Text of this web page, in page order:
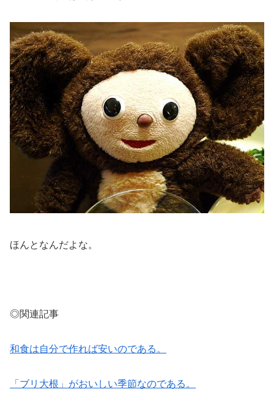
ほんとなんだよな。
◎関連記事
和食は自分で作れば安いのである。
「ブリ大根」がおいしい季節なのである。